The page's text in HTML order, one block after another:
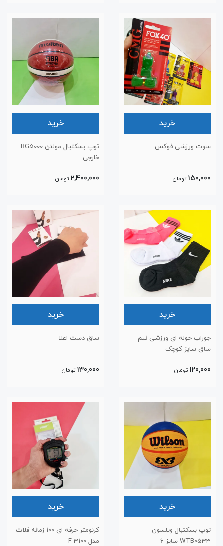
خرید
سوت ورزشی فوکس
150,000 تومان
خرید
توپ بسکتبال مولتن BG5000
خارجی
2,400,000 تومان
خرید
جوراب حوله ای ورزشی نیم
ساق سایز کوچک
120,000 تومان
خرید
ساق دست اعلا
130,000 تومان
خرید
توپ بسکتبال ویلسون
WTB0533 سایز ۶
خرید
کرنومتر حرفه ای ۱۰۰ زمانه فلات
مدل F 3100